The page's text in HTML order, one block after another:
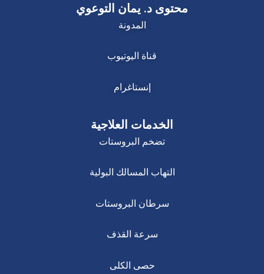
محتوى د. يمان التوعوي
المدونة
قناة اليوتيوب
إنستاغرام
الخدمات العلاجية
تضخم البروستات
التهاب المسالك البولية
سرطان البروستات
سرعة القذف
حصى الكلى